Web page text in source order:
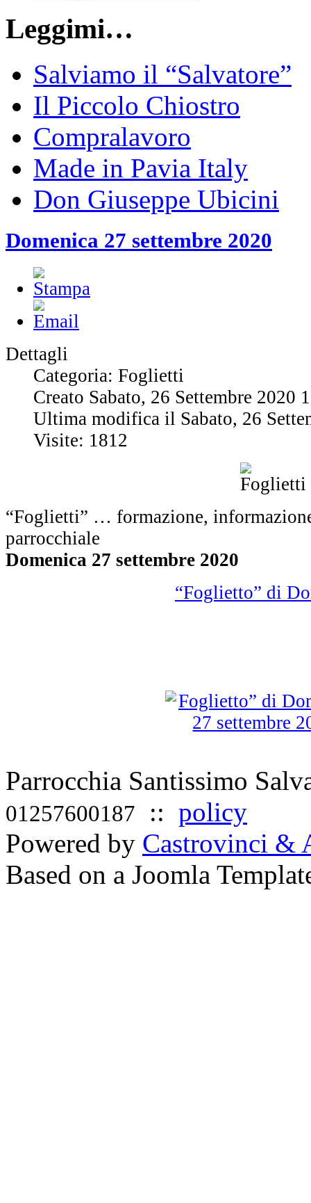
Leggimi…
Salviamo il “Salvatore”
Il Piccolo Chiostro
Compralavoro
Made in Pavia Italy
Don Giuseppe Ubicini
Domenica 27 settembre 2020
Dettagli
Categoria: Foglietti
Creato Sabato, 26 Settembre 2020
Ultima modifica il Sabato, 26
Visite: 1812
“Foglietti” … formazione,
parrocchiale
Domenica 27 settembre 2020
“Foglietto” di
Parrocchia Santissimo
01257600187 :: policy
Powered by Castrovinci &
Based on a Joomla